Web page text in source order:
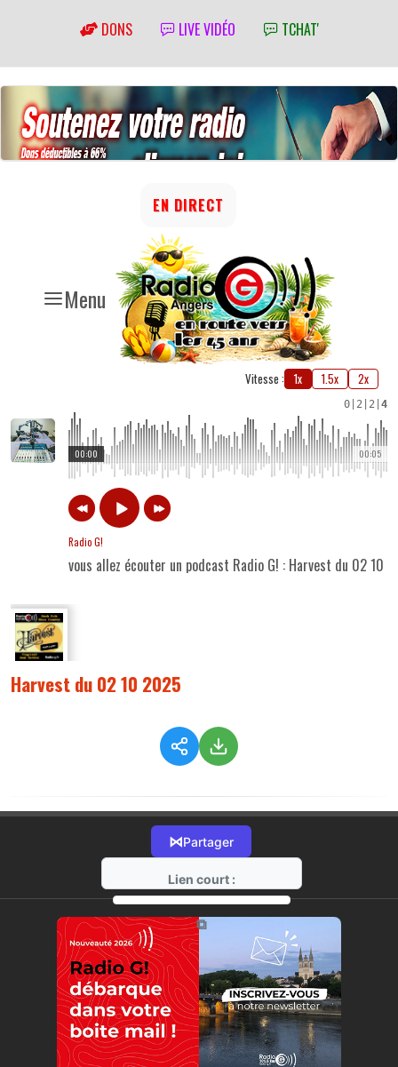
DONS LIVE VIDÉO TCHAT'
Menu
EN DIRECT
Vitesse : 1x 1.5x 2x
0 2 2 4
00:05
00:00
Radio G!
vous allez écouter un podcast Radio G! : Harvest du 02 10
Harvest du 02 10 2025
⋈Partager
Lien court :
https://radio-g.fr?18551
⧉